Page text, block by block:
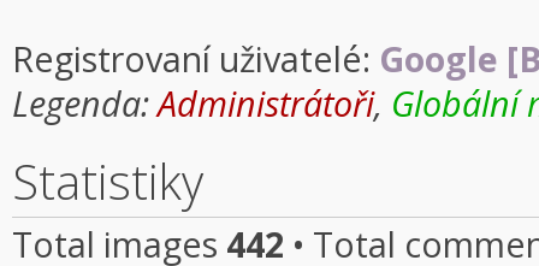
Registrovaní uživatelé: Google
Legenda:Administrátoři, Globální
Statistiky
Total images 442 • Total